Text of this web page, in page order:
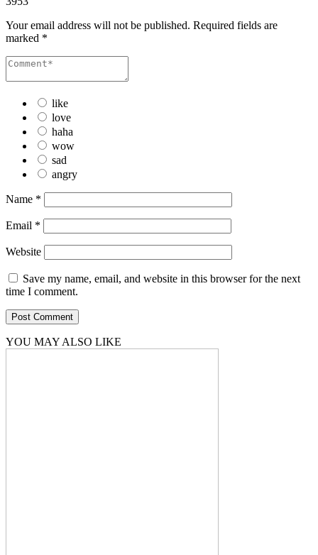
Your email address will not be published. Required fields are
marked *
like
love
haha
wow
sad
angry
Name *
Email *
Website
Save my name, email, and website in this browser for the next
time I comment.
YOU MAY ALSO LIKE